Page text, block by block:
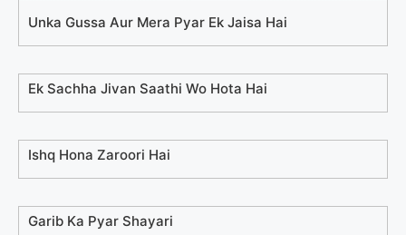
Unka Gussa Aur Mera Pyar Ek Jaisa Hai
Ek Sachha Jivan Saathi Wo Hota Hai
Ishq Hona Zaroori Hai
Garib Ka Pyar Shayari